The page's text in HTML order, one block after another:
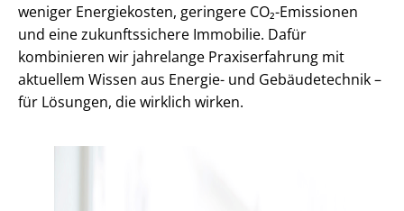
weniger Energiekosten, geringere CO₂-Emissionen
und eine zukunftssichere Immobilie. Dafür
kombinieren wir jahrelange Praxiserfahrung mit
aktuellem Wissen aus Energie- und Gebäudetechnik –
für Lösungen, die wirklich wirken.